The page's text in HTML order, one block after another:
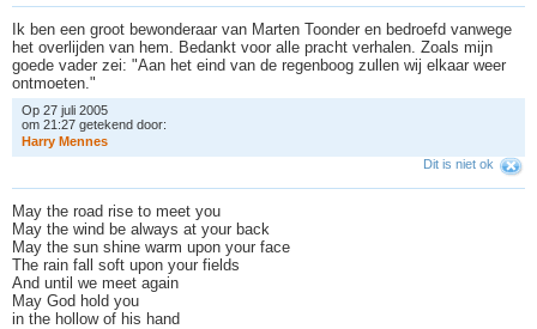
Ik ben een groot bewonderaar van Marten Toonder en bedroefd vanwege
het overlijden van hem. Bedankt voor alle pracht verhalen. Zoals mijn
goede vader zei: "Aan het eind van de regenboog zullen wij elkaar weer
ontmoeten."
Op 27 juli 2005
om 21:27 getekend door:
Harry Mennes
Dit is niet ok
May the road rise to meet you
May the wind be always at your back
May the sun shine warm upon your face
The rain fall soft upon your fields
And until we meet again
May God hold you
in the hollow of his hand